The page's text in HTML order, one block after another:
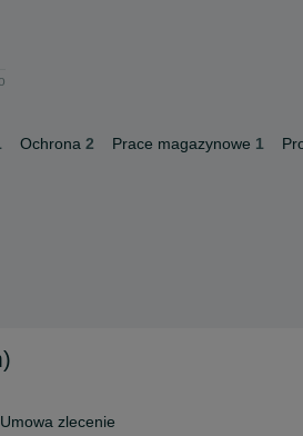
Ochrona 2 Prace magazynowe 1
zlecenie